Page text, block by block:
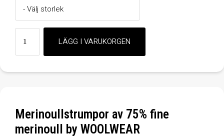
Merinoullstrumpor av 75% fine
merinoull by WOOLWEAR